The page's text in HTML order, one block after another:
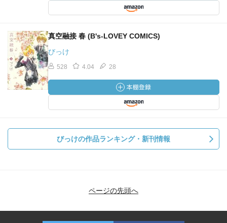
真空融接 春 (B's-LOVEY COMICS)
びっけ
528 4.04 28
びっけの作品ランキング・新刊情報
ページの先頭へ